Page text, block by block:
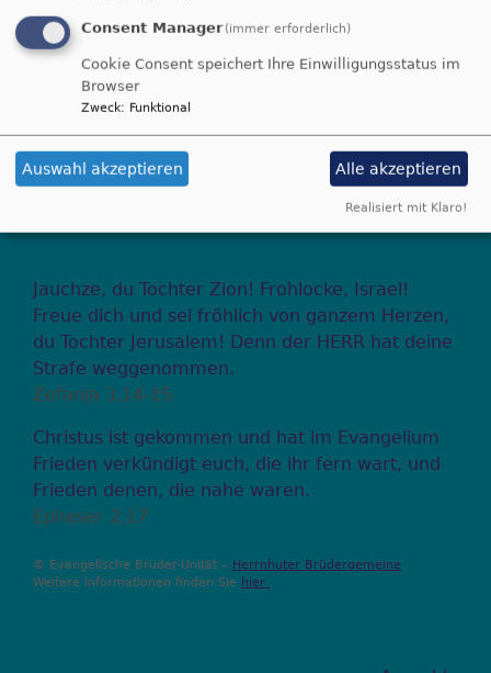
*mit Freunden
Samstag 2. März 14 - 15.30 Uhran der
Christuskirche
Wir freuen uns auf euch!
Kids-Treff
Jauchze, du Tochter Zion! Frohlocke, Israel!
Freue dich und sei fröhlich von ganzem Herzen,
du Tochter Jerusalem! Denn der HERR hat deine
Strafe weggenommen.
Zefanja 3,14-15
Christus ist gekommen und hat im Evangelium
Frieden verkündigt euch, die ihr fern wart, und
Frieden denen, die nahe waren.
Epheser 2,17
© Evangelische Brüder-Unität – Herrnhuter Brüdergemeine
Weitere Informationen finden Sie hier .
Consent Manager (immer erforderlich)
Cookie Consent speichert Ihre Einwilligungsstatus im
Browser
Zweck: Funktional
Auswahl akzeptieren Alle akzeptieren
Realisiert mit Klaro!